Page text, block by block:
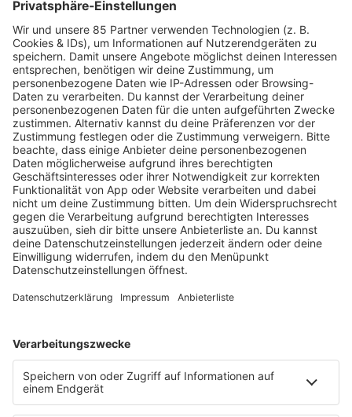
KW30 Album der Woche
SONNY FODERA “CAN WE DO IT
ALL AGAIN?”
Mit seinem sechsten Studioalbum präsentiert
Sonny Fodera ein Meisterwerk aus fünf Jahren
kreativer Arbeit – ein Zeugnis dafür, dass seine